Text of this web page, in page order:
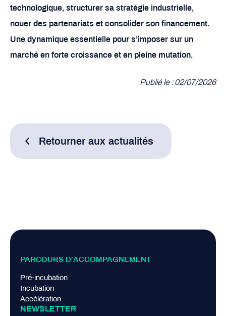
technologique, structurer sa stratégie industrielle,
nouer des partenariats et consolider son financement.
Une dynamique essentielle pour s’imposer sur un
marché en forte croissance et en pleine mutation.
Publié le : 02/07/2026
Retourner aux actualités
PARCOURS D’ACCOMPAGNEMENT
Pré-incubation
Incubation
Accélération
NEWSLETTER